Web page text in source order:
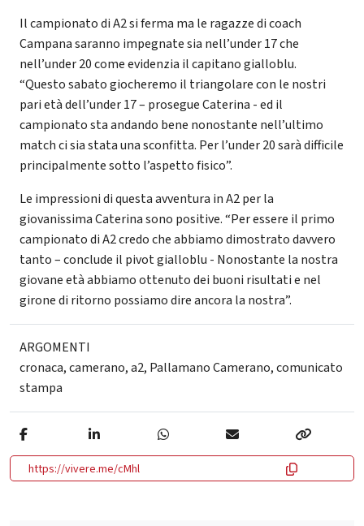
Il campionato di A2 si ferma ma le ragazze di coach
Campana saranno impegnate sia nell’under 17 che
nell’under 20 come evidenzia il capitano gialloblu.
“Questo sabato giocheremo il triangolare con le nostri
pari età dell’under 17 – prosegue Caterina - ed il
campionato sta andando bene nonostante nell’ultimo
match ci sia stata una sconfitta. Per l’under 20 sarà difficile
principalmente sotto l’aspetto fisico”.
Le impressioni di questa avventura in A2 per la
giovanissima Caterina sono positive. “Per essere il primo
campionato di A2 credo che abbiamo dimostrato davvero
tanto – conclude il pivot gialloblu - Nonostante la nostra
giovane età abbiamo ottenuto dei buoni risultati e nel
girone di ritorno possiamo dire ancora la nostra”.
ARGOMENTI
cronaca,camerano,a2, Pallamano Camerano,comunicato
stampa
https://vivere.me/cMhl